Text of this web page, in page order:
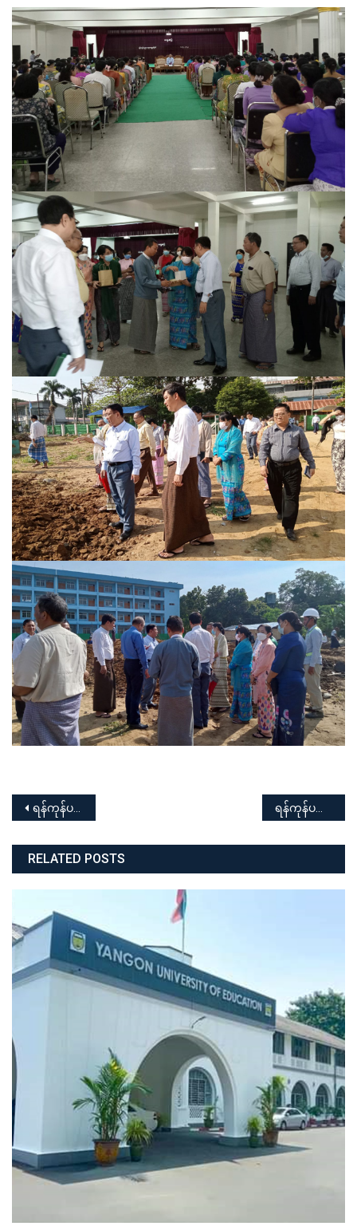
Post
navigation
ရန်ကုန်ပညာရေးတက္ကသိုလ် နည်းပြ၊ သရုပ်ပြအသစ်များ၏ အရည်အသွေးမြှင့်သင်တန်းဆင်းပွဲ အခမ်းအနား ရန်ကုန်ပညာရေးတက္ကသိုလ် မောင်မယ်သစ်လွင်ကြိုဆိုပွဲ အခမ်းအနား
RELATED POSTS